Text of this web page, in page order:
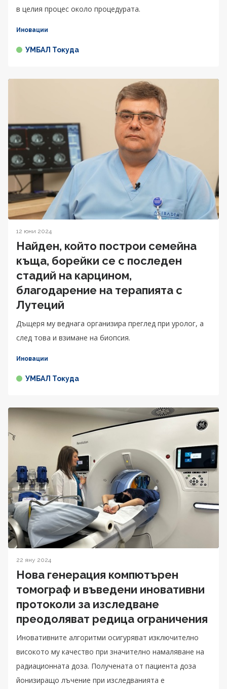
в целия процес около процедурата.
Иновации
УМБАЛ Токуда
12 юни 2024
Найден, който построи семейна
къща, борейки се с последен
стадий на карцином,
благодарение на терапията с
Лутеций
Дъщеря му веднага организира преглед при уролог, а
след това и взимане на биопсия.
Иновации
УМБАЛ Токуда
22 яну 2024
Нова генерация компютърен
томограф и въведени иновативни
протоколи за изследване
преодоляват редица ограничения
Иновативните алгоритми осигуряват изключително
високото му качество при значително намаляване на
радиационната доза. Получената от пациента доза
йонизиращо лъчение при изследванията е